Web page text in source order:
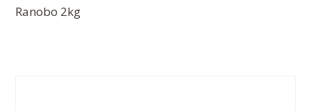
Ranobo 2kg